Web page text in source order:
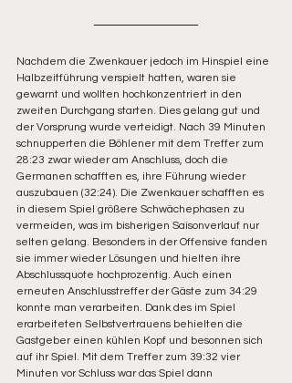
Nachdem die Zwenkauer jedoch im Hinspiel eine
Halbzeitführung verspielt hatten, waren sie
gewarnt und wollten hochkonzentriert in den
zweiten Durchgang starten. Dies gelang gut und
der Vorsprung wurde verteidigt. Nach 39 Minuten
schnupperten die Böhlener mit dem Treffer zum
28:23 zwar wieder am Anschluss, doch die
Germanen schafften es, ihre Führung wieder
auszubauen (32:24). Die Zwenkauer schafften es
in diesem Spiel größere Schwächephasen zu
vermeiden, was im bisherigen Saisonverlauf nur
selten gelang. Besonders in der Offensive fanden
sie immer wieder Lösungen und hielten ihre
Abschlussquote hochprozentig. Auch einen
erneuten Anschlusstreffer der Gäste zum 34:29
konnte man verarbeiten. Dank des im Spiel
erarbeiteten Selbstvertrauens behielten die
Gastgeber einen kühlen Kopf und besonnen sich
auf ihr Spiel. Mit dem Treffer zum 39:32 vier
Minuten vor Schluss war das Spiel dann